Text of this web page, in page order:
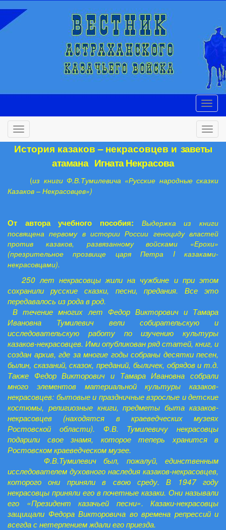
История казаков – некрасовцев и заветы
атамана Игната Некрасова
(из книги Ф.В.Тумилевича «Русские народные сказки
Казаков – Некрасовцев»)
От автора учебного пособия:
Выдержка из книги
посвящена первому в истории России геноциду властей
против казаков, развязанному войсками «Ерохи»
(презрительное прозвище царя Петра Iказаками-
некрасовцами).
250 лет некрасовцы жили на чужбине и при этом
сохранили русские сказки, песни, предания. Все это
передавалось из рода в род.
В течение многих лет Федор Викторович и Тамара
Ивановна Тумилевич вели собирательскую и
исследовательскую работу по изучению культуры
казаков-некрасовцев. Ими опубликован ряд статей, книг, и
создан архив, где за многие годы собраны десятки песен,
былин, сказаний, сказок, преданий, быличек, обрядов и т.д.
Также Федор Викторович и Тамара Ивановна собрали
много элементов материальной культуры казаков-
некрасовцев: бытовые и праздничные взрослые и детские
костюмы, религиозные книги, предметы быта казаков-
некрасовцев (находятся в краеведческих музеях
Ростовской области). Ф.В. Тумилевичу некрасовцы
подарили свое знамя, которое теперь хранится в
Ростовском краеведческом музее.
Ф.В.Тумилевич был, пожалуй, единственным
исследователем духовного наследия казаков-некрасовцев,
которого они приняли в свою среду. В 1947 году
некрасовцы приняли его в почетные казаки. Они называли
его «Президент казачьей песни». Казаки-некрасовцы
защищали Федора Викторовича во времена репрессий и
всегда с нетерпением ждали его приезда.